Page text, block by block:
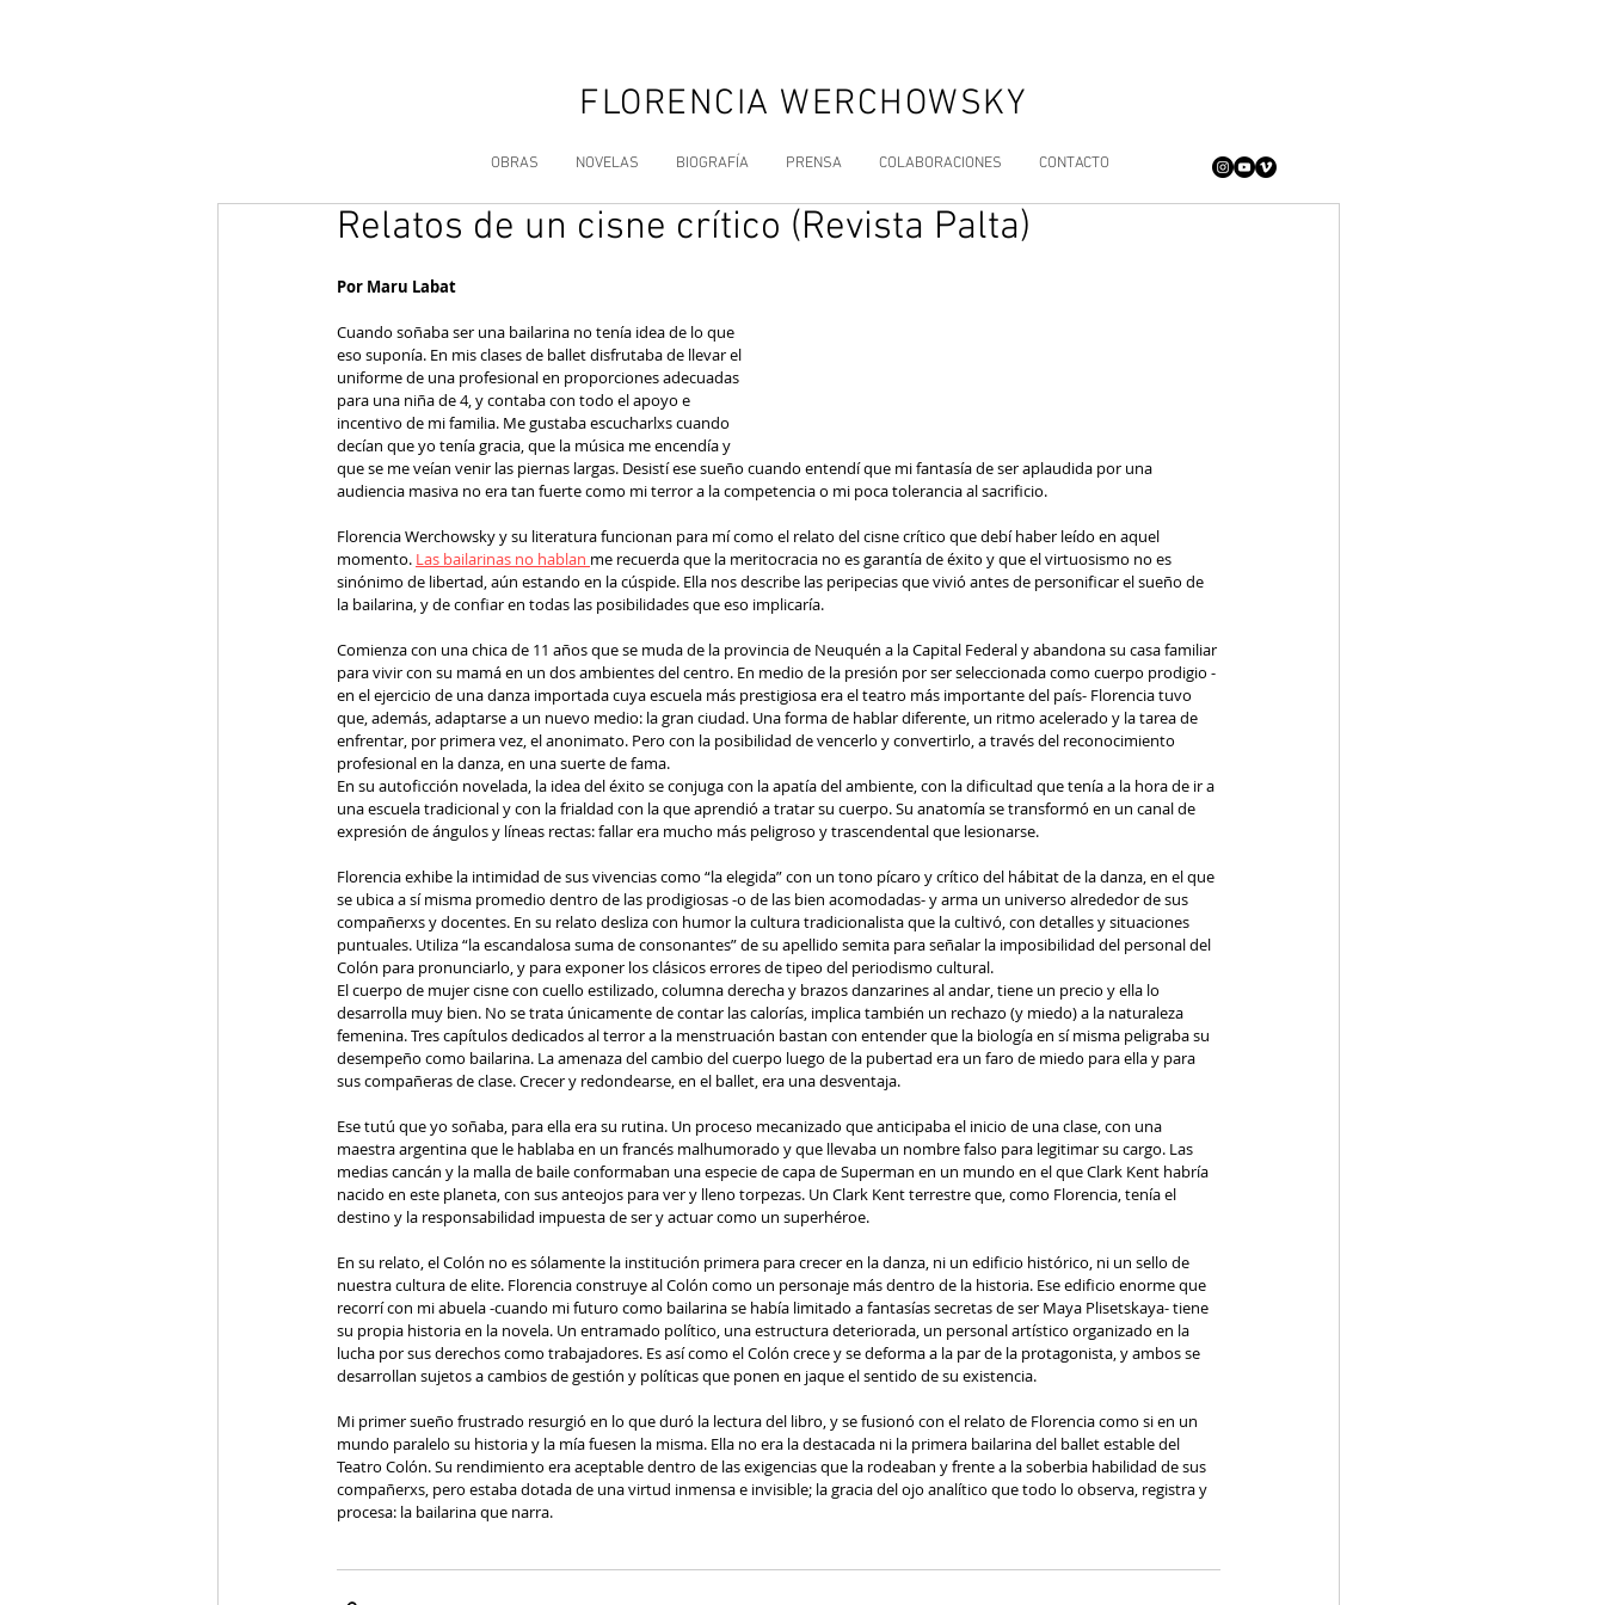
FLORENCIA WERCHOWSKY
OBRAS NOVELAS BIOGRAFÍA PRENSA COLABORACIONES CONTACTO
Relatos de un cisne crítico (Revista Palta)
Por Maru Labat
Cuando soñaba ser una bailarina no tenía idea de lo que
eso suponía. En mis clases de ballet disfrutaba de llevar el
uniforme de una profesional en proporciones adecuadas
para una niña de 4, y contaba con todo el apoyo e
incentivo de mi familia. Me gustaba escucharlxs cuando
decían que yo tenía gracia, que la música me encendía y
que se me veían venir las piernas largas. Desistí ese sueño cuando entendí que mi fantasía de ser aplaudida por una
audiencia masiva no era tan fuerte como mi terror a la competencia o mi poca tolerancia al sacrificio.
Florencia Werchowsky y su literatura funcionan para mí como el relato del cisne crítico que debí haber leído en aquel
momento. Las bailarinas no hablan me recuerda que la meritocracia no es garantía de éxito y que el virtuosismo no es
sinónimo de libertad, aún estando en la cúspide. Ella nos describe las peripecias que vivió antes de personificar el sueño de
la bailarina, y de confiar en todas las posibilidades que eso implicaría.
Comienza con una chica de 11 años que se muda de la provincia de Neuquén a la Capital Federal y abandona su casa familiar
para vivir con su mamá en un dos ambientes del centro. En medio de la presión por ser seleccionada como cuerpo prodigio -
en el ejercicio de una danza importada cuya escuela más prestigiosa era el teatro más importante del país- Florencia tuvo
que, además, adaptarse a un nuevo medio: la gran ciudad. Una forma de hablar diferente, un ritmo acelerado y la tarea de
enfrentar, por primera vez, el anonimato. Pero con la posibilidad de vencerlo y convertirlo, a través del reconocimiento
profesional en la danza, en una suerte de fama.
En su autoficción novelada, la idea del éxito se conjuga con la apatía del ambiente, con la dificultad que tenía a la hora de ir a
una escuela tradicional y con la frialdad con la que aprendió a tratar su cuerpo. Su anatomía se transformó en un canal de
expresión de ángulos y líneas rectas: fallar era mucho más peligroso y trascendental que lesionarse.
Florencia exhibe la intimidad de sus vivencias como “la elegida” con un tono pícaro y crítico del hábitat de la danza, en el que
se ubica a sí misma promedio dentro de las prodigiosas -o de las bien acomodadas- y arma un universo alrededor de sus
compañerxs y docentes. En su relato desliza con humor la cultura tradicionalista que la cultivó, con detalles y situaciones
puntuales. Utiliza “la escandalosa suma de consonantes” de su apellido semita para señalar la imposibilidad del personal del
Colón para pronunciarlo, y para exponer los clásicos errores de tipeo del periodismo cultural.
El cuerpo de mujer cisne con cuello estilizado, columna derecha y brazos danzarines al andar, tiene un precio y ella lo
desarrolla muy bien. No se trata únicamente de contar las calorías, implica también un rechazo (y miedo) a la naturaleza
femenina. Tres capítulos dedicados al terror a la menstruación bastan con entender que la biología en sí misma peligraba su
desempeño como bailarina. La amenaza del cambio del cuerpo luego de la pubertad era un faro de miedo para ella y para
sus compañeras de clase. Crecer y redondearse, en el ballet, era una desventaja.
Ese tutú que yo soñaba, para ella era su rutina. Un proceso mecanizado que anticipaba el inicio de una clase, con una
maestra argentina que le hablaba en un francés malhumorado y que llevaba un nombre falso para legitimar su cargo. Las
medias cancán y la malla de baile conformaban una especie de capa de Superman en un mundo en el que Clark Kent habría
nacido en este planeta, con sus anteojos para ver y lleno torpezas. Un Clark Kent terrestre que, como Florencia, tenía el
destino y la responsabilidad impuesta de ser y actuar como un superhéroe.
En su relato, el Colón no es sólamente la institución primera para crecer en la danza, ni un edificio histórico, ni un sello de
nuestra cultura de elite. Florencia construye al Colón como un personaje más dentro de la historia. Ese edificio enorme que
recorrí con mi abuela -cuando mi futuro como bailarina se había limitado a fantasías secretas de ser Maya Plisetskaya- tiene
su propia historia en la novela. Un entramado político, una estructura deteriorada, un personal artístico organizado en la
lucha por sus derechos como trabajadores. Es así como el Colón crece y se deforma a la par de la protagonista, y ambos se
desarrollan sujetos a cambios de gestión y políticas que ponen en jaque el sentido de su existencia.
Mi primer sueño frustrado resurgió en lo que duró la lectura del libro, y se fusionó con el relato de Florencia como si en un
mundo paralelo su historia y la mía fuesen la misma. Ella no era la destacada ni la primera bailarina del ballet estable del
Teatro Colón. Su rendimiento era aceptable dentro de las exigencias que la rodeaban y frente a la soberbia habilidad de sus
compañerxs, pero estaba dotada de una virtud inmensa e invisible; la gracia del ojo analítico que todo lo observa, registra y
procesa: la bailarina que narra.